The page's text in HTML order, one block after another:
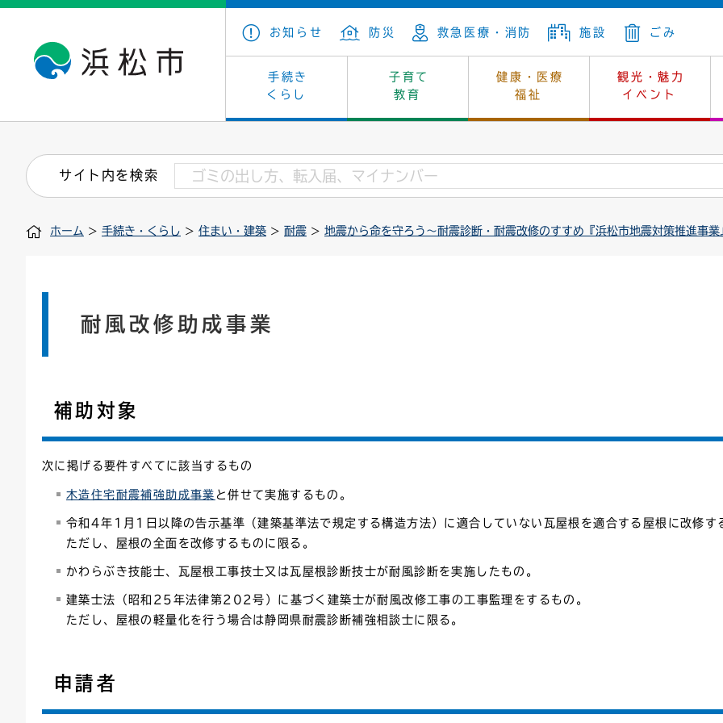
お知らせ 防災 救急医療・消防 施設 ごみ
手続き
くらし
子育て
教育
健康・医療
福祉
観光・魅力
イベント
戸籍・住民の手続き 保険・年金 上下水道
住まい・建築 墓地・斎場 消費生活
税金 法人税 環境
子育て・青少年・若者 教育 生涯学習
看護専門学校 学級閉鎖 幼稚園一覧
小学校一覧 中学校一覧
健康・医療 福祉 休日当番医
介護保険 保健所
文化・芸術 文化財 レジャー・スポーツ
浜松・浜名湖だいすきネット はじめよう、ハマライフ
産業振興 カーボンニュートラル 土地
発注情報(入札・契約) 福祉・介護 環境対策
募集 雇用・就労 企業立地
市の概要 庁舎案内 市長の部屋
外郭団体 統計 選挙
職員採用 市有財産 例規・公示
サイト内を検索
ホーム > 手続き・くらし > 住まい・建築 > 耐震 > 地震から命を守ろう～耐震診断・耐震改修のすすめ『浜松市地震対策推進事業
耐風改修助成事業
補助対象
次に掲げる要件すべてに該当するもの
木造住宅耐震補強助成事業 と併せて実施するもの。
令和4年1月1日以降の告示基準（建築基準法で規定する構造方法）に適合していない瓦屋根を適合する屋根に改修す
ただし、屋根の全面を改修するものに限る。
かわらぶき技能士、瓦屋根工事技士又は瓦屋根診断技士が耐風診断を実施したもの。
建築士法（昭和25年法律第202号）に基づく建築士が耐風改修工事の工事監理をするもの。
ただし、屋根の軽量化を行う場合は静岡県耐震診断補強相談士に限る。
申請者